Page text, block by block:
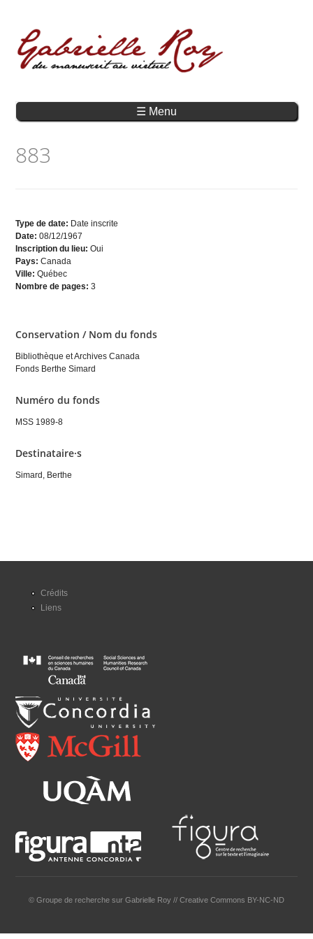
☰ Menu
883
Type de date: Date inscrite
Date:08/12/1967
Inscription du lieu:Oui
Pays:Canada
Ville:Québec
Nombre de pages:3
Conservation / Nom du fonds
Bibliothèque et Archives Canada
Fonds Berthe Simard
Numéro du fonds
MSS 1989-8
Destinataire·s
Simard, Berthe
Crédits
Liens
© Groupe de recherche sur Gabrielle Roy // Creative Commons BY-NC-ND